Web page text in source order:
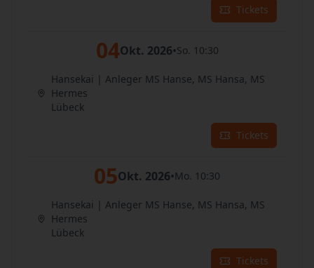
Tickets
04Okt. 2026•So. 10:30
Hansekai | Anleger MS Hanse, MS Hansa, MS
Hermes
Lübeck
Tickets
05Okt. 2026•Mo. 10:30
Hansekai | Anleger MS Hanse, MS Hansa, MS
Hermes
Lübeck
Tickets